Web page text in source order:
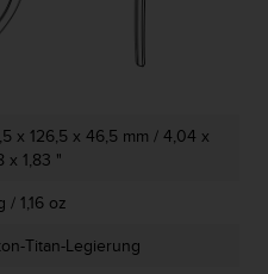
x 126,5 x 46,5 mm / 4,04 x
x 1,83 "
/ 1,16 oz
Titan-Legierung